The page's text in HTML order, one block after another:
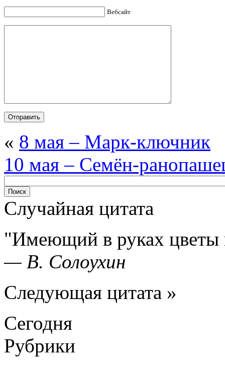
Вебсайт
« 8 мая – Марк-ключник
10 мая – Семён-
Случайная цитата
Имеющий в руках цветы
— В. Солоухин
Следующая цитата »
Сегодня
Рубрики